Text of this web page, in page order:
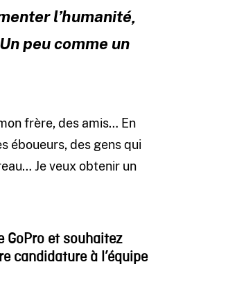
l’humanité,
peu comme un
frère, des amis… En
éboueurs, des gens qui
Je veux obtenir un
GoPro et souhaitez
candidature à l’équipe